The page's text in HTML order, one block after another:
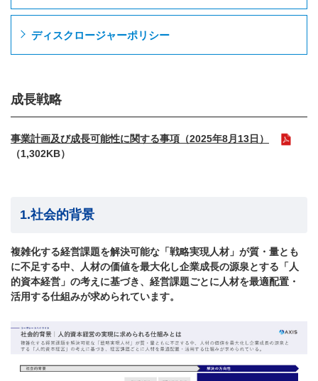
ディスクロージャーポリシー
成長戦略
事業計画及び成長可能性に関する事項（2025年8月13日）
（1,302KB）
1.社会的背景
複雑化する経営課題を解決可能な「戦略実現人材」が質・量とも
に不足する中、人材の価値を最大化し企業成長の源泉とする「人
的資本経営」の考えに基づき、経営課題ごとに人材を最適配置・
活用する仕組みが求められています。